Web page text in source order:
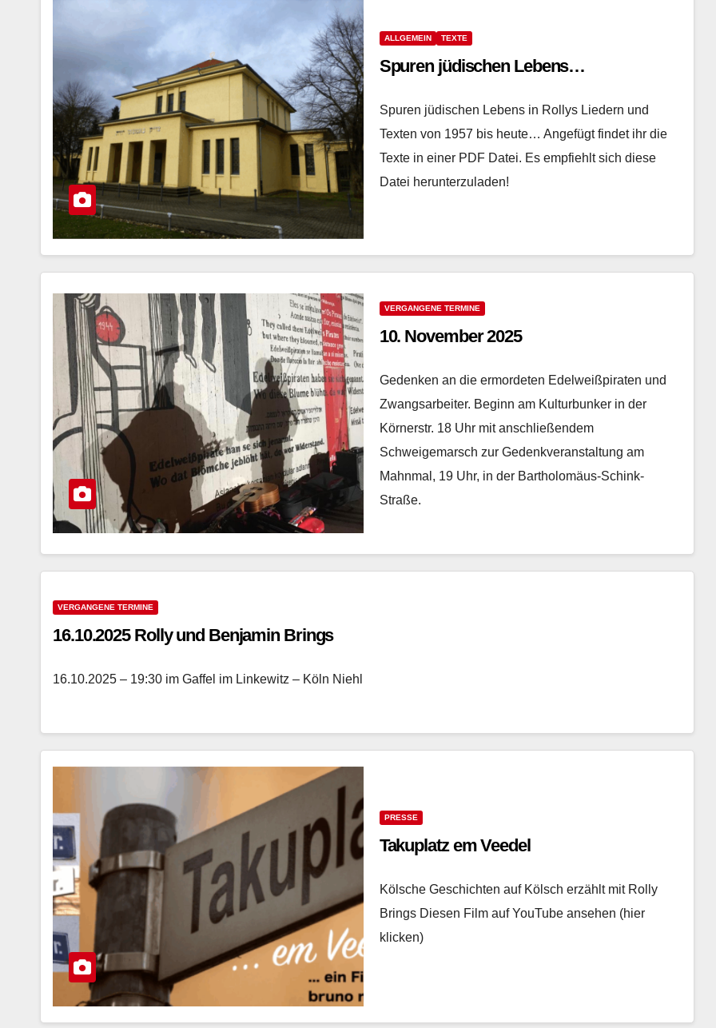
ALLGEMEIN TEXTE
Spuren jüdischen Lebens…
Spuren jüdischen Lebens in Rollys Liedern und
Texten von 1957 bis heute… Angefügt findet ihr die
Texte in einer PDF Datei. Es empfiehlt sich diese
Datei herunterzuladen!
VERGANGENE TERMINE
10. November 2025
Gedenken an die ermordeten Edelweißpiraten und
Zwangsarbeiter. Beginn am Kulturbunker in der
Körnerstr. 18 Uhr mit anschließendem
Schweigemarsch zur Gedenkveranstaltung am
Mahnmal, 19 Uhr, in der Bartholomäus-Schink-
Straße.
VERGANGENE TERMINE
16.10.2025 Rolly und Benjamin Brings
16.10.2025 – 19:30 im Gaffel im Linkewitz – Köln Niehl
PRESSE
Takuplatz em Veedel
Kölsche Geschichten auf Kölsch erzählt mit Rolly
Brings Diesen Film auf YouTube ansehen (hier
klicken)